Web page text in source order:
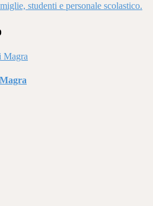
studenti e personale scolastico.